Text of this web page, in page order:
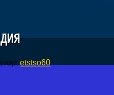
etstso60